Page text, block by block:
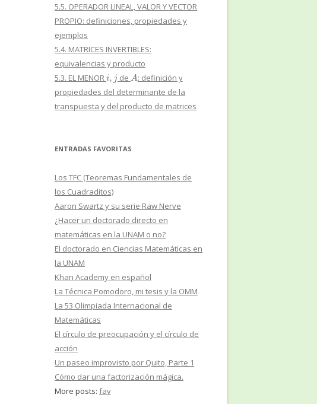
5.5. OPERADOR LINEAL, VALOR Y VECTOR
PROPIO: definiciones, propiedades y
ejemplos
5.4. MATRICES INVERTIBLES:
equivalencias y producto
5.3. EL MENOR i,j de A: definición y
propiedades del determinante de la
transpuesta y del producto de matrices
ENTRADAS FAVORITAS
Los TFC (Teoremas Fundamentales de
los Cuadraditos)
Aaron Swartz y su serie Raw Nerve
¿Hacer un doctorado directo en
matemáticas en la UNAM o no?
El doctorado en Ciencias Matemáticas en
la UNAM
Khan Academy en español
La Técnica Pomodoro, mi tesis y la OMM
La 53 Olimpiada Internacional de
Matemáticas
El círculo de preocupación y el círculo de
acción
Un paseo improvisto por Quito, Parte 1
Cómo dar una factorización mágica.
More posts: fav